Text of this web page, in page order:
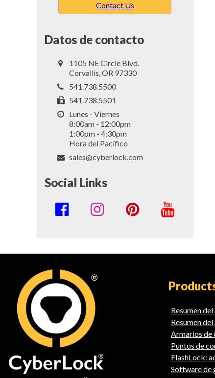
Contact Us
Datos de contacto
1105 NE Circle Blvd.
Corvallis, OR 97330
541.738.5500
541.738.5501
Lunes - Viernes
8:00am - 12:00pm
1:00pm - 4:30pm
Hora del Pacífico
sales@cyberlock.com
Social Links
Social
Resumen
Resumen
Armarios de
Puntos de
FlashLock:
Software de